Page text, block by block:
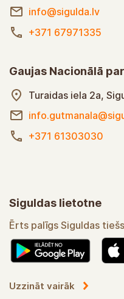
info@sigulda.lv
+371 67971335
Gaujas Nacionālā
Turaidas iela 2a,
+371 61303030
Siguldas lietotne
Ērts palīgs Siguldas
Uzzināt vairāk